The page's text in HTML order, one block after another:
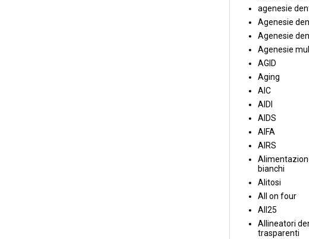
agenesie
Agenesie
Agenesie
Agenesie
AGID
Aging
AIC
AIDI
AIDS
AIFA
AIRS
bianchi
Alitosi
All on four
All25
Allineatori
trasparenti